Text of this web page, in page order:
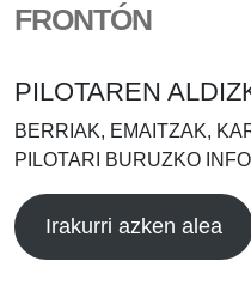
FRONTÓN
PILOTAREN
BERRIAK, EMAITZAK,
PILOTARI BURUZKO
Irakurri azken alea